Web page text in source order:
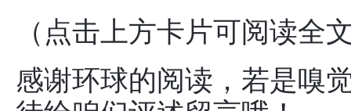
（点击上方卡片可阅读全
感谢环球的阅读，若是嗅